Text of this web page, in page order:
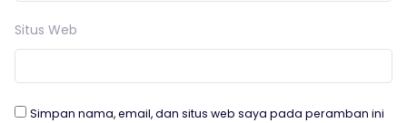
Situs Web
Simpan nama, email, dan situs web saya pada peramban ini